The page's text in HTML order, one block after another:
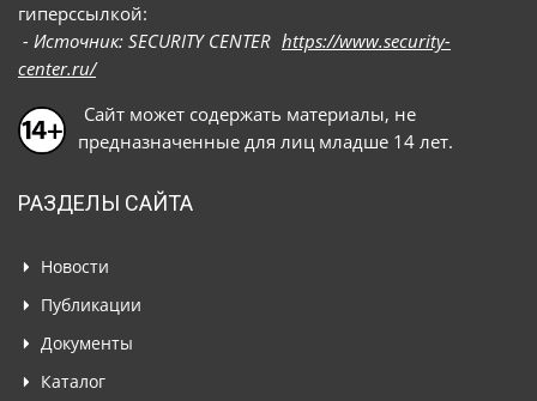
гиперссылкой:
- Источник: SECURITY CENTER https://www.security-
center.ru/
Сайт может содержать материалы, не
предназначенные для лиц младше 14 лет.
РАЗДЕЛЫ САЙТА
Новости
Публикации
Документы
Каталог